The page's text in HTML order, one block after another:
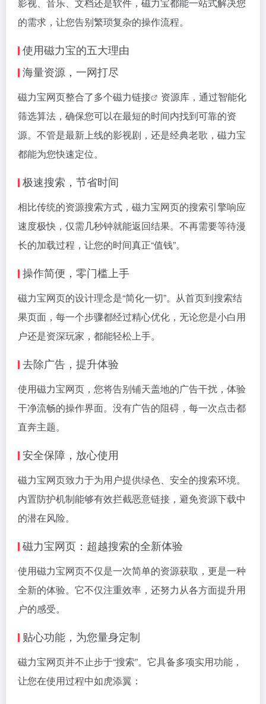
的需求，让您告别繁琐复杂的操作流程。
使用磁力宝的五大理由
海量资源，一网打尽
磁力宝网页整合了多个磁力链接
资源库，通过智能化
筛选算法，确保您可以在最短的时间内找到可靠的资
源。不管是最新上线的影视剧，还是经典老歌，磁力宝
都能为您快速定位。
极速搜索，节省时间
相比传统的资源搜索方式，磁力宝网页的搜索引擎响应
速度极快，仅需几秒钟就能返回结果。不再需要等待漫
长的加载过程，让您的时间真正“值钱”。
操作简便，零门槛上手
磁力宝网页的设计理念是“简化一切”。从首页到搜索结
果页面，每一个步骤都经过精心优化，无论您是小白用
户还是资深玩家，都能轻松上手。
去除广告，提升体验
使用磁力宝网页，您将告别铺天盖地的广告干扰，体验
干净流畅的操作界面。没有广告的阻碍，每一次点击都
直奔主题。
安全保障，放心使用
磁力宝网页致力于为用户提供绿色、安全的搜索环境。
内置防护机制能够有效拦截恶意链接，避免资源下载中
的潜在风险。
磁力宝网页：超越搜索的全新体验
使用磁力宝网页不仅是一次简单的资源获取，更是一种
全新的体验。它不仅注重效率，还努力从各方面提升用
户的感受。
贴心功能，为您量身定制
磁力宝网页并不止步于“搜索”。它具备多项实用功能，
让您在使用过程中如虎添翼：